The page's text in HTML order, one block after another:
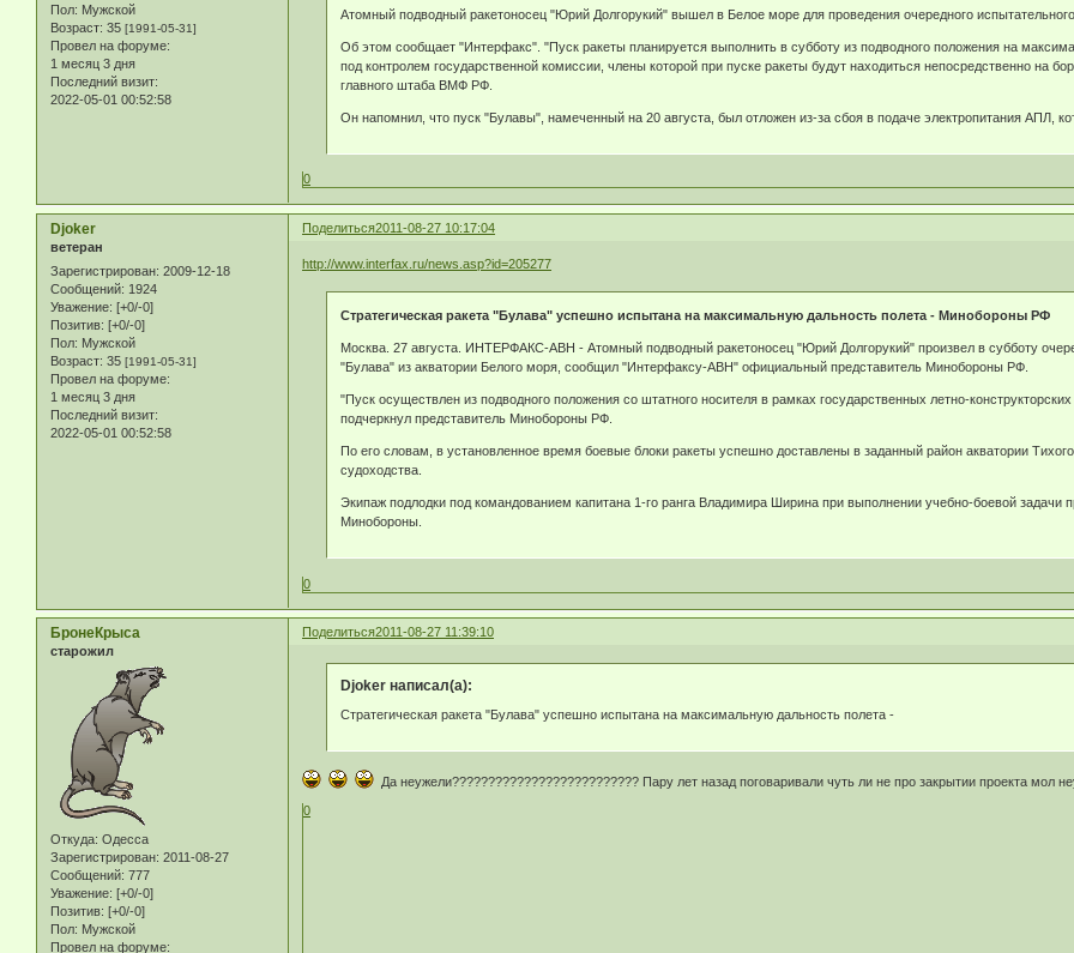
Пол: Мужской
Возраст: 35 [1991-05-31]
Провел на форуме:
1 месяц 3 дня
Последний визит:
2022-05-01 00:52:58
Атомный подводный ракетоносец "Юрий Долгорукий" вышел в Белое море для проведения очередного
Об этом сообщает "Интерфакс". "Пуск ракеты планируется выполнить в субботу из подводного положения на
под контролем государственной комиссии, члены которой при пуске ракеты будут находиться непосредственно на
главного штаба ВМФ РФ.
Он напомнил, что пуск "Булавы", намеченный на 20 августа, был отложен из-за сбоя в подаче электропитания АПЛ,
0
Поделиться2011-08-27 10:17:04
Djoker
ветеран
Зарегистрирован: 2009-12-18
Сообщений: 1924
Уважение: [+0/-0]
Позитив: [+0/-0]
Пол: Мужской
Возраст: 35 [1991-05-31]
Провел на форуме:
1 месяц 3 дня
Последний визит:
2022-05-01 00:52:58
http://www.interfax.ru/news.asp?id=205277
Стратегическая ракета "Булава" успешно испытана на максимальную дальность полета - Минобороны РФ
Москва. 27 августа. ИНТЕРФАКС-АВН - Атомный подводный ракетоносец "Юрий Долгорукий" произвел в субботу
"Булава" из акватории Белого моря, сообщил "Интерфаксу-АВН" официальный представитель Минобороны РФ.
"Пуск осуществлен из подводного положения со штатного носителя в рамках государственных летно-
подчеркнул представитель Минобороны РФ.
По его словам, в установленное время боевые блоки ракеты успешно доставлены в заданный район акватории
судоходства.
Экипаж подлодки под командованием капитана 1-го ранга Владимира Ширина при выполнении учебно-боевой задачи
Минобороны.
0
Поделиться2011-08-27 11:39:10
БронеКрыса
старожил
Откуда: Одесса
Зарегистрирован: 2011-08-27
Сообщений: 777
Уважение: [+0/-0]
Позитив: [+0/-0]
Пол: Мужской
Провел на форуме:
Djoker написал(а):
Стратегическая ракета "Булава" успешно испытана на максимальную дальность полета -
Да неужели?????????????????????????? Пару лет назад поговаривали чуть ли не про закрытии проекта мол
0